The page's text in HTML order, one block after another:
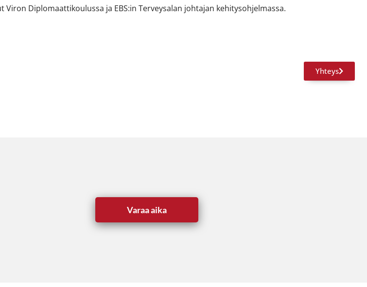
Diplomaattikoulussa ja EBS:in Terveysalan johtajan kehitysohjelmassa.
Yhteys
Varaa aika